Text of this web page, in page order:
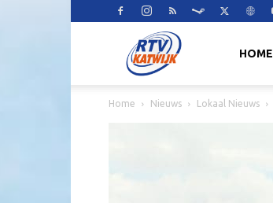
HOME
Home Nieuws Lokaal Nieuws